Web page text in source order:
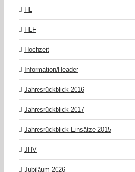
HL
HLF
Hochzeit
Information/Header
Jahresrückblick 2016
Jahresrückblick 2017
Jahresrückblick Einsätze 2015
JHV
Jubiläum-2026